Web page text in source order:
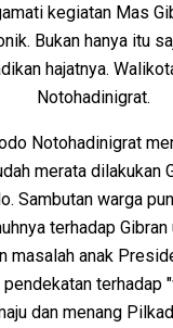
kegiatan Mas
Bukan hanya itu
hajatnya.
Notohadinigrat.
Notohadinigrat
merata dilakukan
Sambutan warga
terhadap
masalah anak
terhadap
dan menang